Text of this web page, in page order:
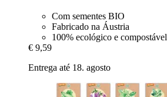
Com sementes BIO
Fabricado na Áustria
100% ecológico e compostável
€ 9,59
Entrega até 18. agosto